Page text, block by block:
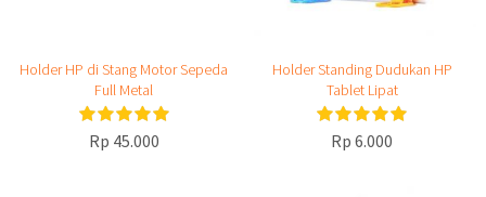
Holder HP di Stang Motor Sepeda
Full Metal
Rp 45.000
Holder Standing Dudukan HP
Tablet Lipat
Rp 6.000